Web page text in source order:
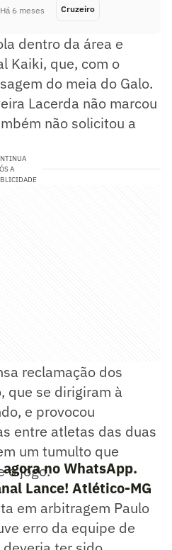
Há 6 meses Cruzeiro
dentro da área e
Kaiki, que, com o
do meia do Galo.
Lacerda não marcou
não solicitou a
A
reclamação dos
que se dirigiram à
e provocou
entre atletas das duas
um tumulto que
o jogo.no WhatsApp.
Lance! Atlético-MG
em arbitragem Paulo
erro da equipe de